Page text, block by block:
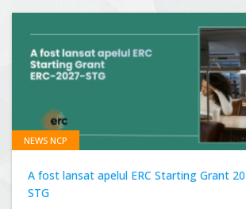
NEWS NCP
A fost lansat apelul ERC Starting Grant
STG